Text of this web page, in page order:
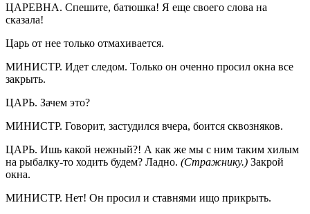
ЦАРЕВНА. Спешите, батюшка! Я еще своего слова на
сказала!
Царь от нее только отмахивается.
МИНИСТР. Идет следом. Только он оченно просил окна все
закрыть.
ЦАРЬ. Зачем это?
МИНИСТР. Говорит, застудился вчера, боится сквозняков.
ЦАРЬ. Ишь какой нежный?! А как же мы с ним таким хилым
на рыбалку-то ходить будем? Ладно. (Стражнику.) Закрой
окна.
МИНИСТР. Нет! Он просил и ставнями ищо прикрыть.